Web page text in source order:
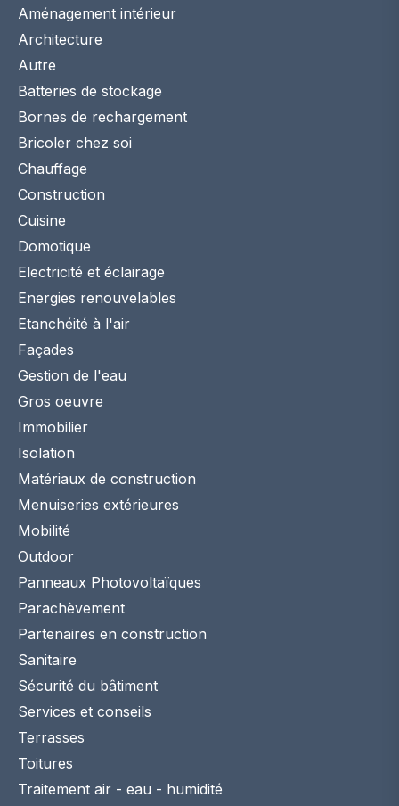
Aménagement intérieur
Architecture
Autre
Batteries de stockage
Bornes de rechargement
Bricoler chez soi
Chauffage
Construction
Cuisine
Domotique
Electricité et éclairage
Energies renouvelables
Etanchéité à l'air
Façades
Gestion de l'eau
Gros oeuvre
Immobilier
Isolation
Matériaux de construction
Menuiseries extérieures
Mobilité
Outdoor
Panneaux Photovoltaïques
Parachèvement
Partenaires en construction
Sanitaire
Sécurité du bâtiment
Services et conseils
Terrasses
Toitures
Traitement air - eau - humidité